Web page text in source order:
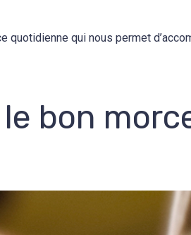
quotidienne qui nous permet
bon